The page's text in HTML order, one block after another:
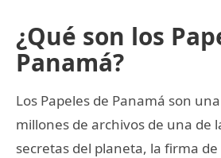
¿Qué son los
Panamá?
Los Papeles de Panamá son
millones de archivos de una de
secretas del planeta, la firma